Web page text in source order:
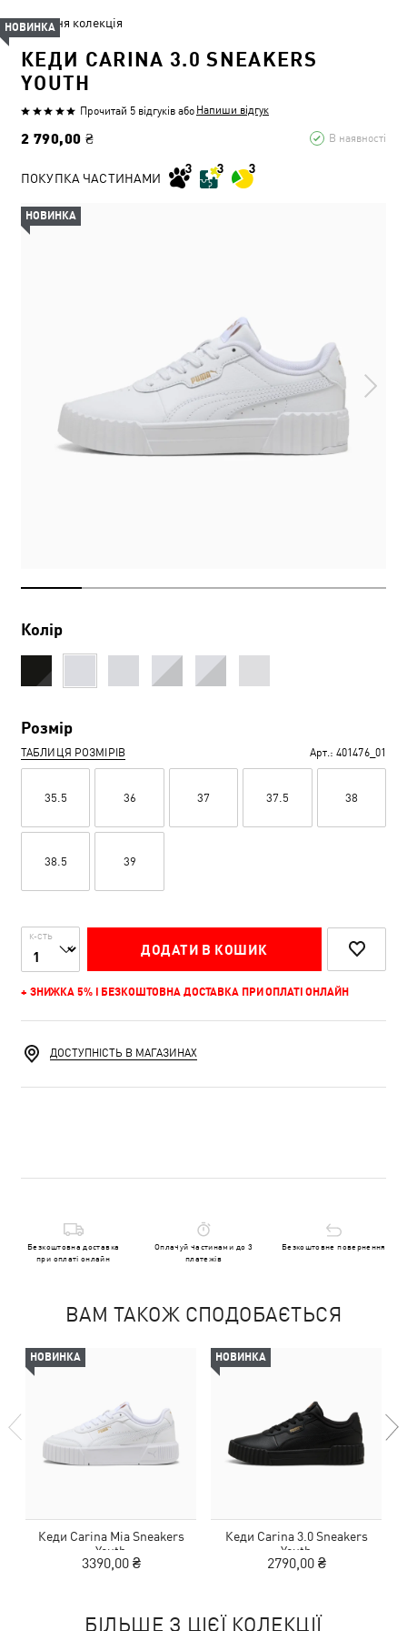
Літня колекція
КЕДИ CARINA 3.0 SNEAKERS
YOUTH
Прочитай 5 відгуків або Напиши відгук
2 790,00 ₴ В наявності
НОВИНКА
ПОКУПКА ЧАСТИНАМИ
Колір
Розмір
ТАБЛИЦЯ РОЗМІРІВ Арт.: 401476_01
35.5 36 37 37.5 38
38.5 39
К-СТЬ
ДОДАТИ В КОШИК
+ ЗНИЖКА 5% І БЕЗКОШТОВНА ДОСТАВКА ПРИ ОПЛАТІ ОНЛАЙН
НОВИНКА
ДОСТУПНІСТЬ В МАГАЗИНАХ
Безкоштовна доставка
при оплаті онлайн
Оплачуй частинами до 3
платежів
Безкоштовне повернення
ВАМ ТАКОЖ СПОДОБАЄТЬСЯ
НОВИНКА
Кеди Carina Mia Sneakers
Youth
3390,00 ₴
НОВИНКА
Кеди Carina 3.0 Sneakers
Youth
2790,00 ₴
БІЛЬШЕ З ЦІЄЇ КОЛЕКЦІЇ